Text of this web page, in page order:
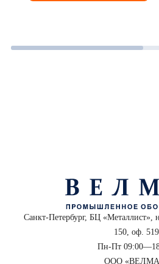
Санкт-Петербург, БЦ «Металлист»,
150, оф. 519
Пн-Пт
ООО